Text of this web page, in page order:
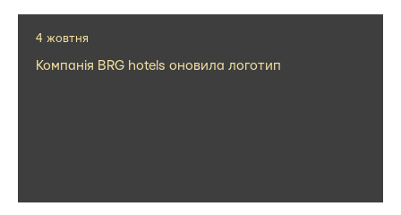
4 жовтня
Компанія BRG hotels оновила логотип